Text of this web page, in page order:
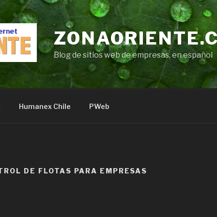
Blog de sitios web de empresas, en español
Humanex Chile PWeb
DE FLOTAS PARA EMPRESAS